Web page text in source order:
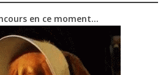
en ce moment…